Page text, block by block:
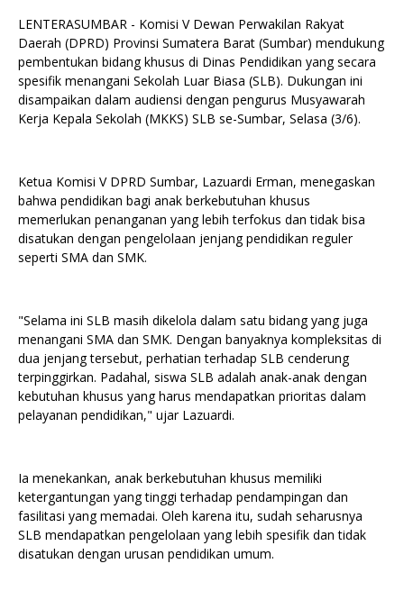
LENTERASUMBAR - Komisi V Dewan Perwakilan Rakyat
Daerah (DPRD) Provinsi Sumatera Barat (Sumbar) mendukung
pembentukan bidang khusus di Dinas Pendidikan yang secara
spesifik menangani Sekolah Luar Biasa (SLB). Dukungan ini
disampaikan dalam audiensi dengan pengurus Musyawarah
Kerja Kepala Sekolah (MKKS) SLB se-Sumbar, Selasa (3/6).
Ketua Komisi V DPRD Sumbar, Lazuardi Erman, menegaskan
bahwa pendidikan bagi anak berkebutuhan khusus
memerlukan penanganan yang lebih terfokus dan tidak bisa
disatukan dengan pengelolaan jenjang pendidikan reguler
seperti SMA dan SMK.
"Selama ini SLB masih dikelola dalam satu bidang yang juga
menangani SMA dan SMK. Dengan banyaknya kompleksitas di
dua jenjang tersebut, perhatian terhadap SLB cenderung
terpinggirkan. Padahal, siswa SLB adalah anak-anak dengan
kebutuhan khusus yang harus mendapatkan prioritas dalam
pelayanan pendidikan," ujar Lazuardi.
Ia menekankan, anak berkebutuhan khusus memiliki
ketergantungan yang tinggi terhadap pendampingan dan
fasilitasi yang memadai. Oleh karena itu, sudah seharusnya
SLB mendapatkan pengelolaan yang lebih spesifik dan tidak
disatukan dengan urusan pendidikan umum.